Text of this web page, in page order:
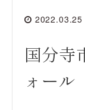
2022.03.25
国分寺
ォール